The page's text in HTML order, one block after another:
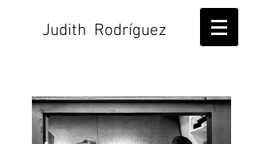
Judith Rodríguez